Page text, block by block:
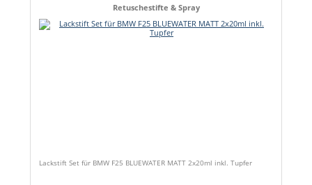
Retuschestifte & Spray
Lackstift Set für BMW F25 BLUEWATER MATT 2x20ml inkl. Tupfer